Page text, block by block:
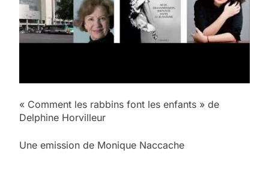
« Comment les rabbins font les enfants » de
Delphine Horvilleur
Une emission de Monique Naccache